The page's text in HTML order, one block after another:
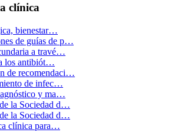
clínica
bienestar…
de guías de p…
a travé…
los antibiót…
de recomendaci…
de infec…
y ma…
la Sociedad d…
la Sociedad d…
clínica para…